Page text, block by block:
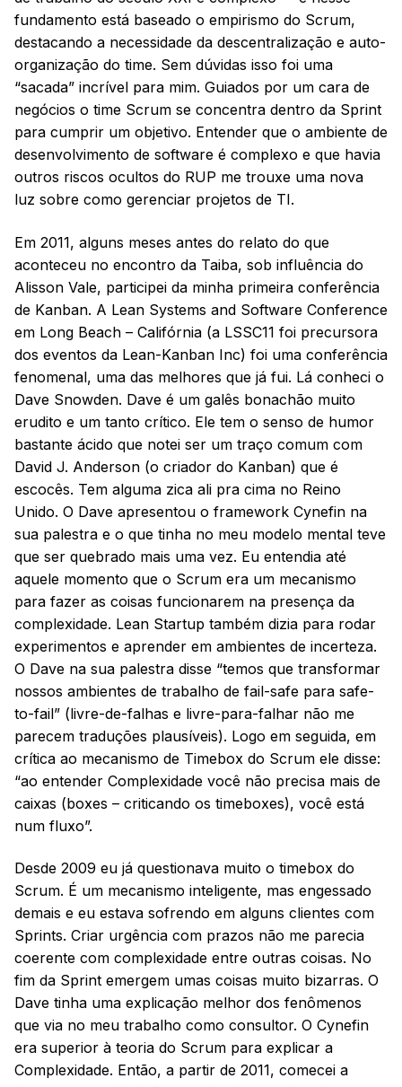
fundamento está baseado o empirismo do Scrum,
destacando a necessidade da descentralização e auto-
organização do time. Sem dúvidas isso foi uma
“sacada” incrível para mim. Guiados por um cara de
negócios o time Scrum se concentra dentro da Sprint
para cumprir um objetivo. Entender que o ambiente de
desenvolvimento de software é complexo e que havia
outros riscos ocultos do RUP me trouxe uma nova
luz sobre como gerenciar projetos de TI.
Em 2011, alguns meses antes do relato do que
aconteceu no encontro da Taiba, sob influência do
Alisson Vale, participei da minha primeira conferência
de Kanban. A Lean Systems and Software Conference
em Long Beach – Califórnia (a LSSC11 foi precursora
dos eventos da Lean-Kanban Inc) foi uma conferência
fenomenal, uma das melhores que já fui. Lá conheci o
Dave Snowden. Dave é um galês bonachão muito
erudito e um tanto crítico. Ele tem o senso de humor
bastante ácido que notei ser um traço comum com
David J. Anderson (o criador do Kanban) que é
escocês. Tem alguma zica ali pra cima no Reino
Unido. O Dave apresentou o framework Cynefin na
sua palestra e o que tinha no meu modelo mental teve
que ser quebrado mais uma vez. Eu entendia até
aquele momento que o Scrum era um mecanismo
para fazer as coisas funcionarem na presença da
complexidade. Lean Startup também dizia para rodar
experimentos e aprender em ambientes de incerteza.
O Dave na sua palestra disse “temos que transformar
nossos ambientes de trabalho de fail-safe para safe-
to-fail” (livre-de-falhas e livre-para-falhar não me
parecem traduções plausíveis). Logo em seguida, em
crítica ao mecanismo de Timebox do Scrum ele disse:
“ao entender Complexidade você não precisa mais de
caixas (boxes – criticando os timeboxes), você está
num fluxo”.
Desde 2009 eu já questionava muito o timebox do
Scrum. É um mecanismo inteligente, mas engessado
demais e eu estava sofrendo em alguns clientes com
Sprints. Criar urgência com prazos não me parecia
coerente com complexidade entre outras coisas. No
fim da Sprint emergem umas coisas muito bizarras. O
Dave tinha uma explicação melhor dos fenômenos
que via no meu trabalho como consultor. O Cynefin
era superior à teoria do Scrum para explicar a
Complexidade. Então, a partir de 2011, comecei a